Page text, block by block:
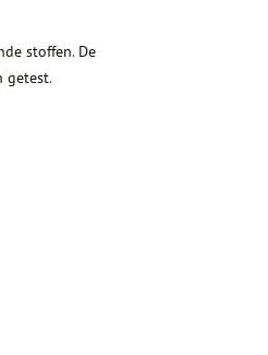
stoffen. De
getest.